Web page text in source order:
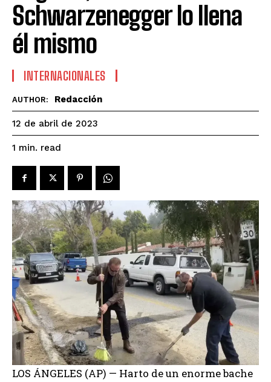
Schwarzenegger lo llena
él mismo
INTERNACIONALES
AUTHOR: Redacción
12 de abril de 2023
1 min. read
LOS ÁNGELES (AP) — Harto de un enorme bache